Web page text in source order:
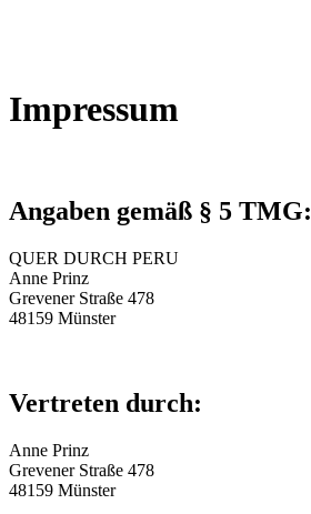
Impressum
Angaben gemäß § 5 TMG:
QUER DURCH PERU
Anne Prinz
Grevener Straße 478
48159 Münster
Vertreten durch:
Anne Prinz
Grevener Straße 478
48159 Münster